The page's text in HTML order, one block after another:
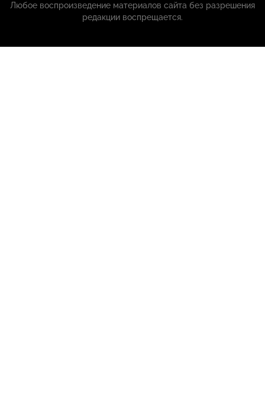
Любое воспроизведение материалов сайта без разрешения
редакции воспрещается.